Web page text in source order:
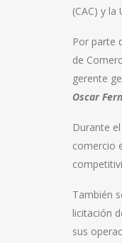
(CAC) y la
Por parte
de
gerente
Oscar
Durante
comercio
También
licitación
sus